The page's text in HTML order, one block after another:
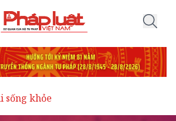
sống khỏe
07/07: MONO ra